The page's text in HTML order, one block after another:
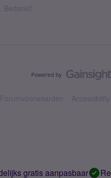
Forumvoorwaarden
gratis aanpasbaar